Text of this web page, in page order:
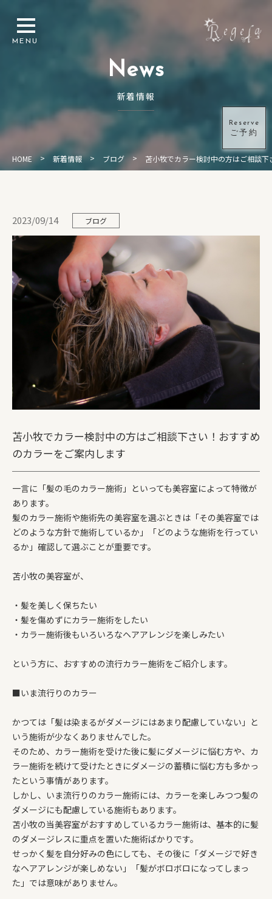
Reserve
ご予約
News
新着情報
HOME > 新着情報 > ブログ > 苫小牧でカラー検討中の方はご相談
2023/09/14 ブログ
苫小牧でカラー検討中の方はご相談下さい！おすすめ
のカラーをご案内します
一言に「髪の毛のカラー施術」といっても美容室によって特徴が
あります。
髪のカラー施術や施術先の美容室を選ぶときは「その美容室では
どのような方針で施術しているか」「どのような施術を行ってい
るか」確認して選ぶことが重要です。
苫小牧の美容室が、
・髪を美しく保ちたい
・髪を傷めずにカラー施術をしたい
・カラー施術後もいろいろなヘアアレンジを楽しみたい
という方に、おすすめの流行カラー施術をご紹介します。
■いま流行りのカラー
かつては「髪は染まるがダメージにはあまり配慮していない」と
いう施術が少なくありませんでした。
そのため、カラー施術を受けた後に髪にダメージに悩む方や、カ
ラー施術を続けて受けたときにダメージの蓄積に悩む方も多かっ
たという事情があります。
しかし、いま流行りのカラー施術には、カラーを楽しみつつ髪の
ダメージにも配慮している施術もあります。
苫小牧の当美容室がおすすめしているカラー施術は、基本的に髪
のダメージレスに重点を置いた施術ばかりです。
せっかく髪を自分好みの色にしても、その後に「ダメージで好き
なヘアアレンジが楽しめない」「髪がボロボロになってしまっ
た」では意味がありません。